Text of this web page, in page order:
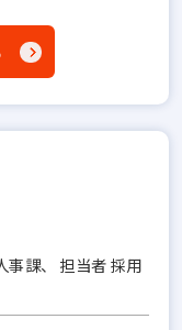
事課、 担当者 採用